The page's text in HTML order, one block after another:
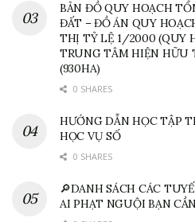
BẢN ĐỒ QUY HOẠCH
ĐẤT – ĐỒ ÁN QUY
THỊ TỶ LỆ 1/2000 (QUY
TRUNG TÂM HIỆN HỮU
(930HA)
0 SHARES
HƯỚNG DẪN HỌC TẬP
HỌC VỤ SỐ
0 SHARES
🔎DANH SÁCH CÁC
AI PHẠT NGUỘI BẠN